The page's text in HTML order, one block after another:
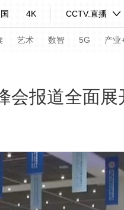
4K CCTV.直播
艺术 数智 5G 产业
光华锐评
新闻
次
会报道全面展